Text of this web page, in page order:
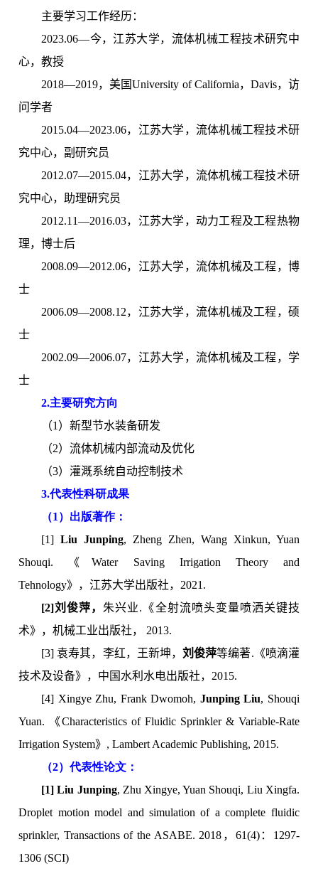
主要学习工作经历：
2023.06—今，江苏大学，流体机械工程技术研究中
心，教授
2018—2019，美国University of California，Davis，访
问学者
2015.04—2023.06，江苏大学，流体机械工程技术研
究中心，副研究员
2012.07—2015.04，江苏大学，流体机械工程技术研
究中心，助理研究员
2012.11—2016.03，江苏大学，动力工程及工程热物
理，博士后
2008.09—2012.06，江苏大学，流体机械及工程，博
士
2006.09—2008.12，江苏大学，流体机械及工程，硕
士
2002.09—2006.07，江苏大学，流体机械及工程，学
士
2.主要研究方向
（1）新型节水装备研发
（2）流体机械内部流动及优化
（3）灌溉系统自动控制技术
3.代表性科研成果
（1）出版著作：
[1]Liu Junping, Zheng Zhen, Wang Xinkun, Yuan
Shouqi. 《Water Saving Irrigation Theory and
Tehnology》，江苏大学出版社，2021.
[2]刘俊萍， 朱兴业.《全射流喷头变量喷洒关键技
术》，机械工业出版社， 2013.
[3] 袁寿其，李红，王新坤，刘俊萍等编著.《喷滴灌
技术及设备》，中国水利水电出版社，2015.
[4] Xingye Zhu, Frank Dwomoh, Junping Liu, Shouqi
Yuan. 《Characteristics of Fluidic Sprinkler & Variable-Rate
Irrigation System》, Lambert Academic Publishing, 2015.
（2）代表性论文：
[1] Liu Junping, Zhu Xingye, Yuan Shouqi, Liu Xingfa.
Droplet motion model and simulation of a complete fluidic
sprinkler, Transactions of the ASABE. 2018，61(4)：1297-
1306 (SCI)